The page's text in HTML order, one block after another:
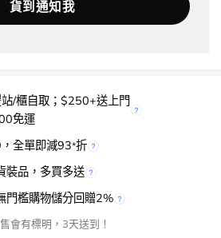
/櫃自取；$250+送上門
免運
全單即減93*折
裝品，多買多送
門檻購物儲分回贈2%
會有標明，3天送到！